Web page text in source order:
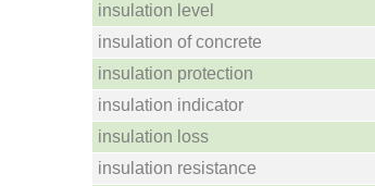
insulation level
insulation of concrete
insulation protection
insulation indicator
insulation loss
insulation resistance